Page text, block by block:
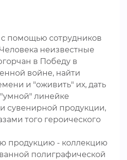
с помощью сотрудников
неизвестные
в Победу в
войне, найти
и "оживить" их, дать
линейке
сувенирной продукции,
того героического
продукцию - коллекцию
полиграфической